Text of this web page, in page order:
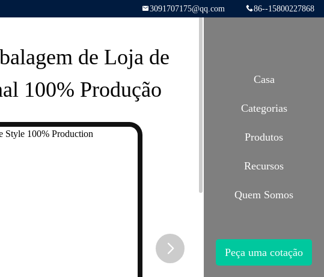
86--15800227868
3091707175@qq.com
de Loja de
100% Produção
Casa
Categorias
Produtos
Recursos
Quem Somos
Peça uma cotação